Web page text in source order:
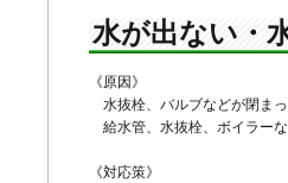
水が出ない・
《原因》
水抜栓、バルブなどが閉ま
給水管、水抜栓、ボイラー
《対応策》